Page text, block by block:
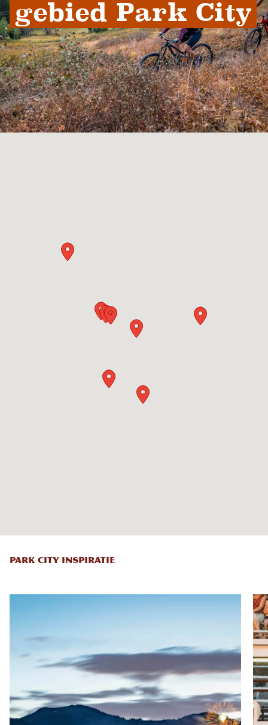
gebied Park City
PARK CITY INSPIRATIE